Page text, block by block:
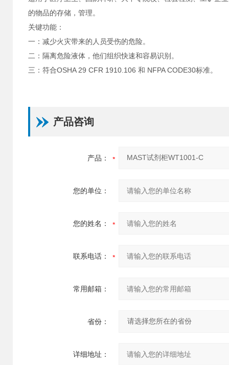
的物品的存储，管理。
关键功能：
一：减少火灾带来的人员受伤的危险。
二：隔离危险液体，他们组织快速和容易识别。
三：符合OSHA 29 CFR 1910.106 和 NFPA CODE30标准。
产品咨询
产品：
您的单位：
您的姓名：
联系电话：
常用邮箱：
省份：
详细地址：